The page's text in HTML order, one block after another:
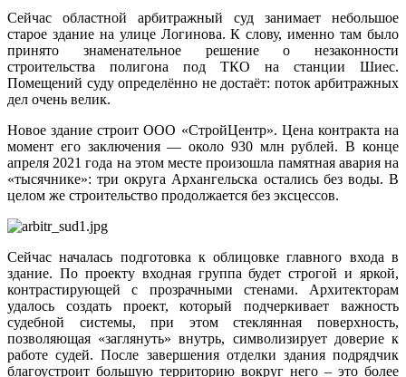
Сейчас областной арбитражный суд занимает небольшое
старое здание на улице Логинова. К слову, именно там было
принято знаменательное решение о незаконности
строительства полигона под ТКО на станции Шиес.
Помещений суду определённо не достаёт: поток арбитражных
дел очень велик.
Новое здание строит ООО «СтройЦентр». Цена контракта на
момент его заключения — около 930 млн рублей. В конце
апреля 2021 года на этом месте произошла памятная авария на
«тысячнике»: три округа Архангельска остались без воды. В
целом же строительство продолжается без эксцессов.
Сейчас началась подготовка к облицовке главного входа в
здание. По проекту входная группа будет строгой и яркой,
контрастирующей с прозрачными стенами. Архитекторам
удалось создать проект, который подчеркивает важность
судебной системы, при этом стеклянная поверхность,
позволяющая «заглянуть» внутрь, символизирует доверие к
работе судей. После завершения отделки здания подрядчик
благоустроит большую территорию вокруг него – это более